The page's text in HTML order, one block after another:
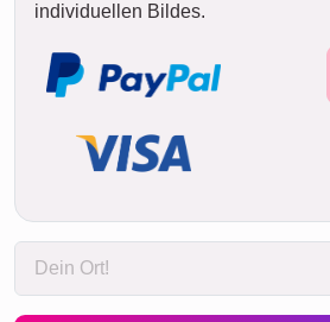
individuellen Bildes.